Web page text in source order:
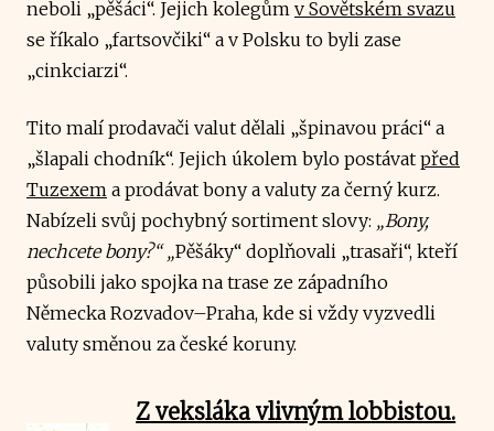
neboli „pěšáci“. Jejich kolegům v Sovětském svazu
se říkalo „fartsovčiki“ a v Polsku to byli zase
„cinkciarzi“.
Tito malí prodavači valut dělali „špinavou práci“ a
„šlapali chodník“. Jejich úkolem bylo postávat před
Tuzexem a prodávat bony a valuty za černý kurz.
Nabízeli svůj pochybný sortiment slovy: „Bony,
nechcete bony?“ „Pěšáky“ doplňovali „trasaři“, kteří
působili jako spojka na trase ze západního
Německa Rozvadov–Praha, kde si vždy vyzvedli
valuty směnou za české koruny.
Z veksláka vlivným lobbistou.